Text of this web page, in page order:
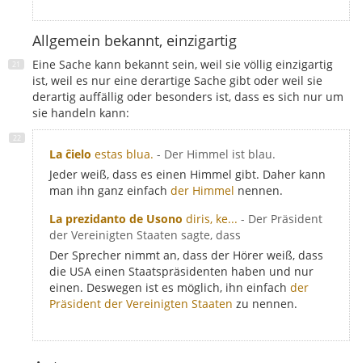
Allgemein bekannt, einzigartig
Eine Sache kann bekannt sein, weil sie völlig einzigartig
ist, weil es nur eine derartige Sache gibt oder weil sie
derartig auffällig oder besonders ist, dass es sich nur um
sie handeln kann:
La ĉielo estas blua. - Der Himmel ist blau.
Jeder weiß, dass es einen Himmel gibt. Daher kann
man ihn ganz einfach der Himmel nennen.
La prezidanto de Usono diris, ke... - Der Präsident
der Vereinigten Staaten sagte, dass
Der Sprecher nimmt an, dass der Hörer weiß, dass
die USA einen Staatspräsidenten haben und nur
einen. Deswegen ist es möglich, ihn einfach der
Präsident der Vereinigten Staaten zu nennen.